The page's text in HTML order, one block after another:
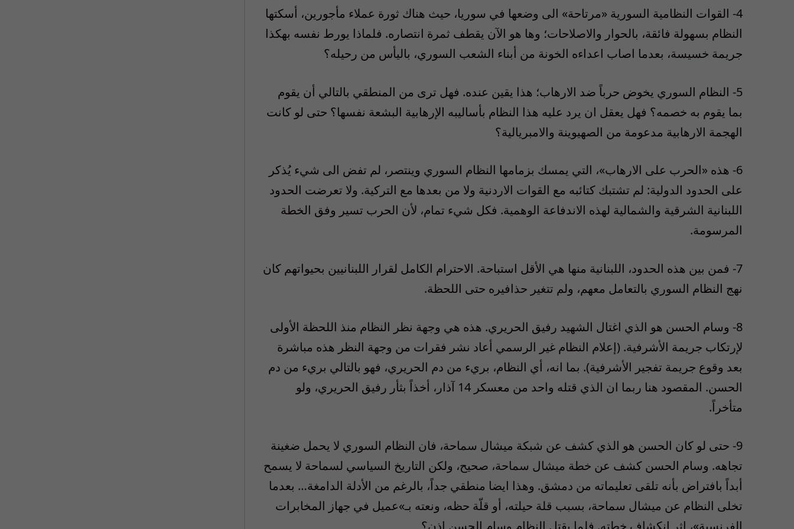
4- القوات النظامية السورية «مرتاحة» الى وضعها في سوريا، حيث هناك ثورة عملاء مأجورين، أسكتها
النظام بسهولة فائقة، بالحوار والاصلاحات؛ وها هو الآن يقطف ثمرة انتصاره. فلماذا يورط نفسه بهكذا
جريمة خسيسة، بعدما اصاب اعداءه الخونة من أبناء الشعب السوري، باليأس من رحيله؟
5- النظام السوري يخوض حرباً ضد الارهاب؛ هذا يقين عنده. فهل ترى من المنطقي بالتالي أن يقوم
بما يقوم به خصمه؟ فهل يعقل ان يرد عليه هذا النظام بأساليبه الإرهابية البشعة نفسها؟ حتى لو كانت
الهجمة الارهابية مدعومة من الصهيوينة والامبريالية؟
6- هذه «الحرب على الارهاب»، التي يمسك بزمامها النظام السوري وينتصر، لم تفض الى شيء يُذكر
على الحدود الدولية: لم تشتبك كتائبه مع القوات الاردنية ولا من بعدها مع التركية. ولا تعرضت الحدود
اللبنانية الشرقية والشمالية لهذه الاندفاعة الوهمية. فكل شيء تمام، لأن الحرب تسير وفق الخطة
المرسومة.
7- فمن بين هذه الحدود، اللبنانية منها هي الأقل استباحة. الاحترام الكامل لقرار اللبنانيين بحيواتهم كان
نهج النظام السوري بالتعامل معهم، ولم تتغير حذافيره حتى اللحظة.
8- وسام الحسن هو الذي اغتال الشهيد رفيق الحريري. هذه هي وجهة نظر النظام منذ اللحظة الأولى
لإرتكاب جريمة الأشرفية. (إعلام النظام غير الرسمي أعاد نشر فقرات من وجهة النظر هذه مباشرة
بعد وقوع جريمة تفجير الأشرفية). بما انه، أي النظام، بريء من دم الحريري، فهو بالتالي بريء من دم
الحسن. المقصود هنا ربما ان الذي قتله واحد من معسكر 14 آذار، أخذاً بثأر رفيق الحريري، ولو
متأخراً.
9- حتى لو كان الحسن هو الذي كشف عن شبكة ميشال سماحة، فان النظام السوري لا يحمل ضغينة
تجاهه. وسام الحسن كشف عن خطة ميشال سماحة، صحيح، ولكن التاريخ السياسي لسماحة لا يسمح
أبداً بافتراض بأنه تلقى تعليماته من دمشق. وهذا ايضا منطقي جداً، بالرغم من الأدلة الدامغة… بعدما
تخلى النظام عن ميشال سماحة، بسبب قلة حيلته، أو قلّة حظه، ونعته بـ»عميل في جهاز المخابرات
الفرنسية»، اثر انكشاف خطته. فلما يقتل النظام وسام الحسن اذن؟